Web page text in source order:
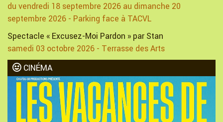
du vendredi 18 septembre 2026 au dimanche 20
septembre 2026 - Parking face à TACVL
Spectacle « Excusez-Moi Pardon » par Stan
samedi 03 octobre 2026 - Terrasse des Arts
CINÉMA